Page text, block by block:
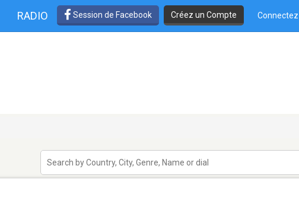
RADIO Session de Facebook Créez un Compte